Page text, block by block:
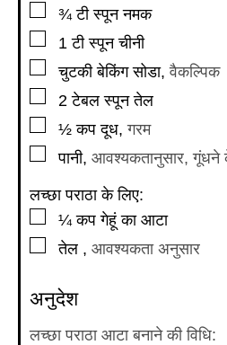
▢
¾ टी स्पून नमक
▢
1 टी स्पून चीनी
▢
चुटकी बेकिंग सोडा,वैकल्पिक
▢
2 टेबल स्पून तेल
▢
½ कप दूध,गरम
▢
पानी, आवश्यकतानुसार, गूंधने
लच्छा पराठा के लिए:
▢
¼ कप गेहूं का आटा
▢
तेल , आवश्यकता अनुसार
अनुदेश
लच्छा पराठा आटा बनाने की विधि: